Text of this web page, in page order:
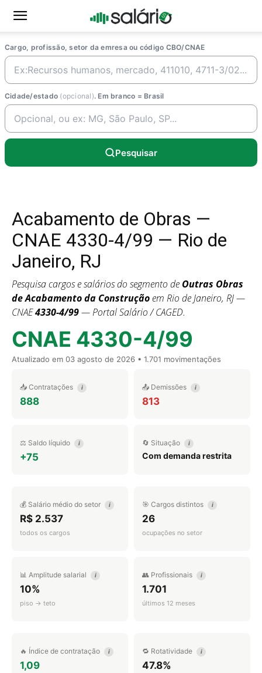
Cargo, profissão, setor da emresa ou código CBO/CNAE
Cidade/estado (opcional). Em branco = Brasil
Pesquisar
Acabamento de Obras —
CNAE 4330-4/99 — Rio de
Janeiro, RJ
Pesquisa cargos e salários do segmento de Outras Obras
de Acabamento da Construçãoem Rio de Janeiro, RJ —
CNAE4330-4/99— Portal Salário / CAGED.
CNAE 4330-4/99
Atualizado em 03 agosto de 2026 • 1.701 movimentações
📥 Contratações i
888
📤 Demissões i
813
⚖️ Saldo líquido i
+75
🔄 Situação i
Com demanda restrita
💰 Salário médio do setor i
R$ 2.537
todos os cargos
🎯 Cargos distintos i
26
ocupações no setor
📊 Amplitude salarial i
10%
piso → teto
👥 Profissionais i
1.701
últimos 12 meses
🔥 Índice de contratação i
1,09
🔁 Rotatividade i
47.8%